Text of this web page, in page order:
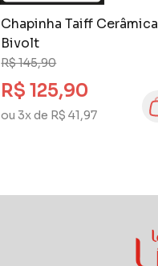
Chapinha Taiff Cerâmica
Bivolt
R$ 145,90
R$ 125,90
ou 3x de R$ 41,97